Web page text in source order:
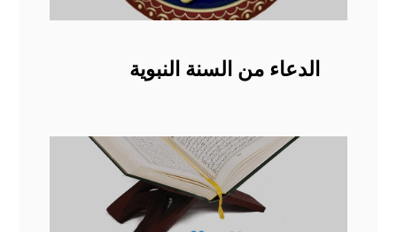
الدعاء من السنة النبوية